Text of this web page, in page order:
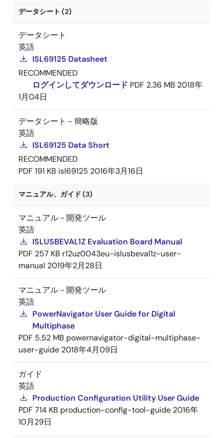
データシート (2)
データシート
英語
ISL69125 Datasheet
RECOMMENDED
ログインしてダウンロード PDF 2.36 MB 2018年
1月04日
データシート－簡略版
英語
ISL69125 Data Short
RECOMMENDED
PDF 191 KB isl69125 2016年3月16日
マニュアル、ガイド (3)
マニュアル－開発ツール
英語
ISLUSBEVAL1Z Evaluation Board Manual
PDF 257 KB r12uz0043eu-islusbeval1z-user-
manual 2019年2月28日
マニュアル－開発ツール
英語
PowerNavigator User Guide for Digital
Multiphase
PDF 5.52 MB powernavigator-digital-multiphase-
user-guide 2018年4月09日
ガイド
英語
Production Configuration Utility User Guide
PDF 714 KB production-config-tool-guide 2016年
10月29日